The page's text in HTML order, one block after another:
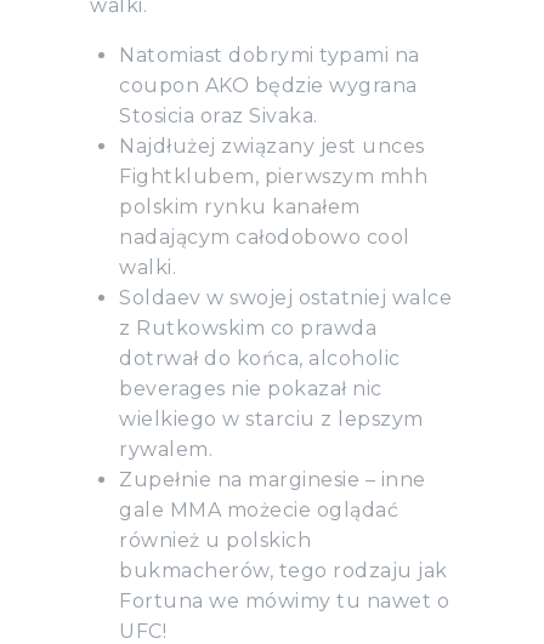
walki.
Natomiast dobrymi typami na
coupon AKO będzie wygrana
Stosicia oraz Sivaka.
Najdłużej związany jest unces
Fightklubem, pierwszym mhh
polskim rynku kanałem
nadającym całodobowo cool
walki.
Soldaev w swojej ostatniej walce
z Rutkowskim co prawda
dotrwał do końca, alcoholic
beverages nie pokazał nic
wielkiego w starciu z lepszym
rywalem.
Zupełnie na marginesie – inne
gale MMA możecie oglądać
również u polskich
bukmacherów, tego rodzaju jak
Fortuna we mówimy tu nawet o
UFC!